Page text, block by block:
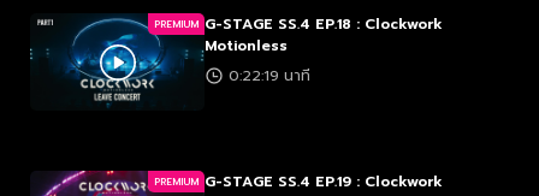
PREMIUM G-STAGE SS.4 EP.18 : Clockwork
Motionless
0:22:19 นาที
PREMIUM G-STAGE SS.4 EP.19 : Clockwork